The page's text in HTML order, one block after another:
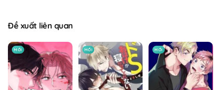
Đề xuất liên quan
MỚI MỚI MỚI